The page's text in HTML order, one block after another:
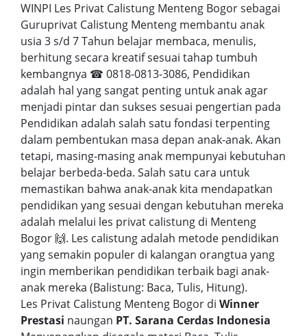
WINPI Les Privat Calistung Menteng Bogor sebagai
Guruprivat Calistung Menteng membantu anak
usia 3 s/d 7 Tahun belajar membaca, menulis,
berhitung secara kreatif sesuai tahap tumbuh
kembangnya ☎ 0818-0813-3086, Pendidikan
adalah hal yang sangat penting untuk anak agar
menjadi pintar dan sukses sesuai pengertian pada
Pendidikan adalah salah satu fondasi terpenting
dalam pembentukan masa depan anak-anak. Akan
tetapi, masing-masing anak mempunyai kebutuhan
belajar berbeda-beda. Salah satu cara untuk
memastikan bahwa anak-anak kita mendapatkan
pendidikan yang sesuai dengan kebutuhan mereka
adalah melalui les privat calistung di Menteng
Bogor 🙌. Les calistung adalah metode pendidikan
yang semakin populer di kalangan orangtua yang
ingin memberikan pendidikan terbaik bagi anak-
anak mereka (Balistung: Baca, Tulis, Hitung).
Les Privat Calistung Menteng Bogor di Winner
Prestasi naungan PT. Sarana Cerdas Indonesia